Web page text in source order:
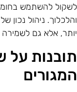
להשתמש
ניהול נכון
אלא גם לשמירה
על